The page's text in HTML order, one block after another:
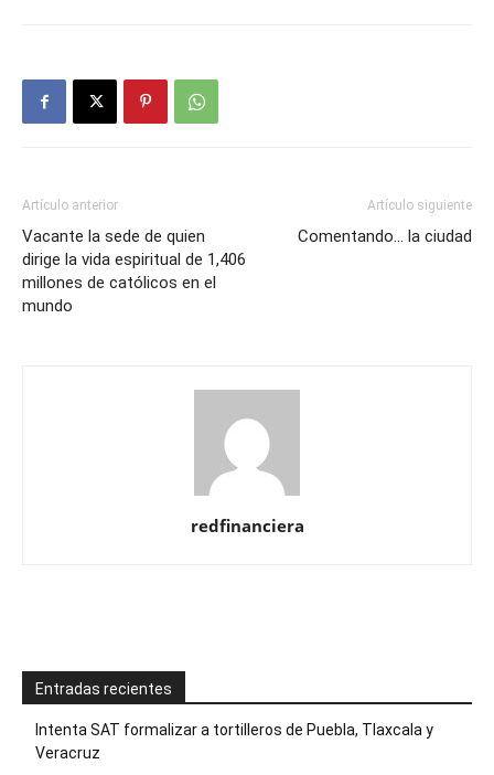
Artículo anterior
Vacante la sede de quien
dirige la vida espiritual de 1,406
millones de católicos en el
mundo
Artículo siguiente
Comentando… la ciudad
redfinanciera
Entradas recientes
Intenta SAT formalizar a tortilleros de Puebla, Tlaxcala y
Veracruz